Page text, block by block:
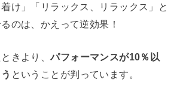
着け」「リラックス、リラックス」と
のは、かえって逆効果！
きより、パフォーマンスが10％以
ということが判っています。